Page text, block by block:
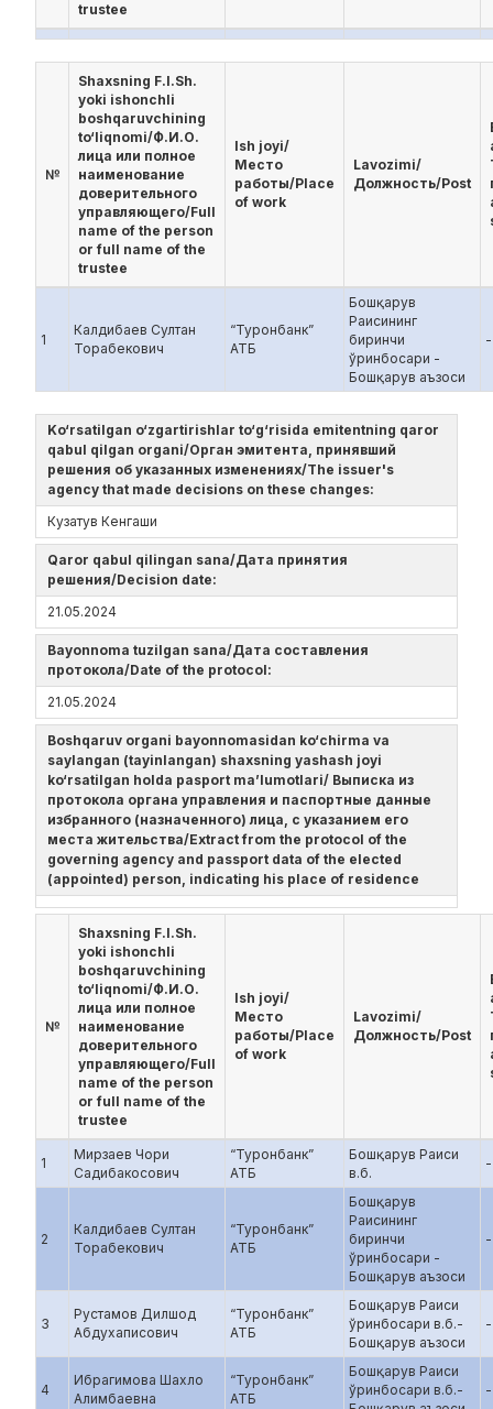
trustee
№
Shaxsning F.I.Sh.
yoki ishonchli
boshqaruvchining
to‘liqnomi/Ф.И.О.
лица или полное
наименование
доверительного
управляющего/Full
name of the person
or full name of the
trustee
Ish joyi/
Место
работы/Place
of work
Lavozimi/
Должность/Post
1
Калдибаев Султaн
Торабекович
“Туронбанк”
АТБ
Бошқарув
Раисининг
биринчи
ўринбосари -
Бошқарув аъзоси
-
Ko‘rsatilgan o‘zgartirishlar to‘g‘risida emitentning qaror
qabul qilgan organi/Орган эмитента, принявший
решения об указанных изменениях/The issuer's
agency that made decisions on these changes:
Кузатув Кенгаши
Qaror qabul qilingan sana/Дата принятия
решения/Decision date:
21.05.2024
Bayonnoma tuzilgan sana/Дата составления
протокола/Date of the protocol:
21.05.2024
Boshqaruv organi bayonnomasidan ko‘chirma va
saylangan (tayinlangan) shaxsning yashash joyi
ko‘rsatilgan holda pasport ma’lumotlari/ Выписка из
протокола органа управления и паспортные данные
избранного (назначенного) лица, с указанием его
места жительства/Extract from the protocol of the
governing agency and passport data of the elected
(appointed) person, indicating his place of residence
№
Shaxsning F.I.Sh.
yoki ishonchli
boshqaruvchining
to‘liqnomi/Ф.И.О.
лица или полное
наименование
доверительного
управляющего/Full
name of the person
or full name of the
trustee
Ish joyi/
Место
работы/Place
of work
Lavozimi/
Должность/Post
1
Мирзаев Чори
Садибакосович
“Туронбанк”
АТБ
Бошқарув Раиси
в.б.
-
2
Калдибаев Султaн
Торабекович
“Туронбанк”
АТБ
Бошқарув
Раисининг
биринчи
ўринбосари -
Бошқарув аъзоси
-
3
Рустамов Дилшод
Абдухаписович
“Туронбанк”
АТБ
Бошқарув Раиси
ўринбосари в.б.-
Бошқарув аъзоси
-
4
Ибрагимова Шахло
Алимбаевна
“Туронбанк”
АТБ
Бошқарув Раиси
ўринбосари в.б.-
-